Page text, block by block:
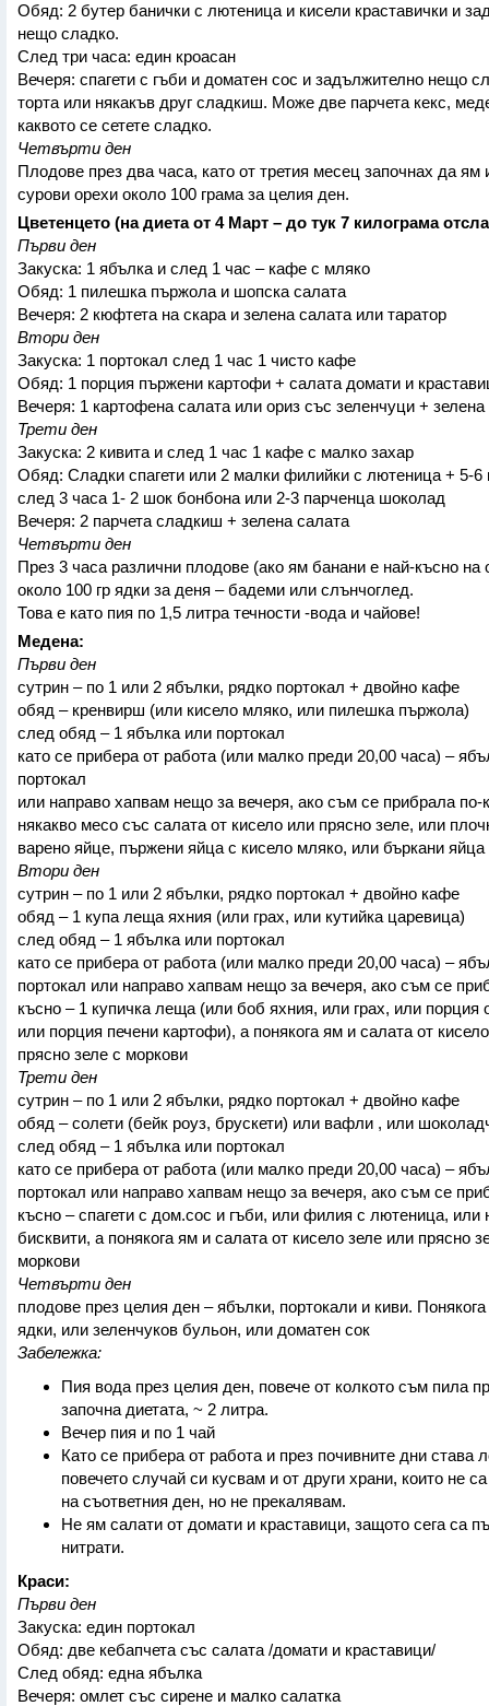
Обяд: 2 бутер банички с лютеница и кисели краставички и
нещо сладко.
След три часа: един кроасан
Вечеря: спагети с гъби и доматен сос и задължително нещо
торта или някакъв друг сладкиш. Може две парчета кекс,
каквото се сетете сладко.
Четвърти ден
Плодове през два часа, като от третия месец започнах да ям
сурови орехи около 100 грама за целия ден.
Цветенцето (на диета от 4 Март – до тук 7 килограма
Първи ден
Закуска: 1 ябълка и след 1 час – кафе с мляко
Обяд: 1 пилешка пържола и шопска салата
Вечеря: 2 кюфтета на скара и зелена салата или таратор
Втори ден
Закуска: 1 портокал след 1 час 1 чисто кафе
Обяд: 1 порция пържени картофи + салата домати и
Вечеря: 1 картофена салата или ориз със зеленчуци + зелена
Трети ден
Закуска: 2 кивита и след 1 час 1 кафе с малко захар
Обяд: Сладки спагети или 2 малки филийки с лютеница + 5-6
след 3 часа 1- 2 шок бонбона или 2-3 парченца шоколад
Вечеря: 2 парчета сладкиш + зелена салата
Четвърти ден
През 3 часа различни плодове (ако ям банани е най-късно на
около 100 гр ядки за деня – бадеми или слънчоглед.
Това е като пия по 1,5 литра течности -вода и чайове!
Медена:
Първи ден
сутрин – по 1 или 2 ябълки, рядко портокал + двойно кафе
обяд – кренвирш (или кисело мляко, или пилешка пържола)
след обяд – 1 ябълка или портокал
като се прибера от работа (или малко преди 20,00 часа) –
портокал
или направо хапвам нещо за вечеря, ако съм се прибрала по-
някакво месо със салата от кисело или прясно зеле, или
варено яйце, пържени яйца с кисело мляко, или бъркани яйца
Втори ден
сутрин – по 1 или 2 ябълки, рядко портокал + двойно кафе
обяд – 1 купа леща яхния (или грах, или кутийка царевица)
след обяд – 1 ябълка или портокал
като се прибера от работа (или малко преди 20,00 часа) –
портокал или направо хапвам нещо за вечеря, ако съм се
късно – 1 купичка леща (или боб яхния, или грах, или порция
или порция печени картофи), а понякога ям и салата от
прясно зеле с моркови
Трети ден
сутрин – по 1 или 2 ябълки, рядко портокал + двойно кафе
обяд – солети (бейк роуз, брускети) или вафли , или
след обяд – 1 ябълка или портокал
като се прибера от работа (или малко преди 20,00 часа) –
портокал или направо хапвам нещо за вечеря, ако съм се
късно – спагети с дом.сос и гъби, или филия с лютеница, или
бисквити, а понякога ям и салата от кисело зеле или прясно
моркови
Четвърти ден
плодове през целия ден – ябълки, портокали и киви.
ядки, или зеленчуков бульон, или доматен сок
Забележка:
Пия вода през целия ден, повече от колкото съм пила
започна диетата, ~ 2 литра.
Вечер пия и по 1 чай
Като се прибера от работа и през почивните дни става
повечето случай си кусвам и от други храни, които не са
на съответния ден, но не прекалявам.
Не ям салати от домати и краставици, защото сега са
нитрати.
Краси:
Първи ден
Закуска: един портокал
Обяд: две кебапчета със салата /домати и краставици/
След обяд: една ябълка
Вечеря: омлет със сирене и малко салатка